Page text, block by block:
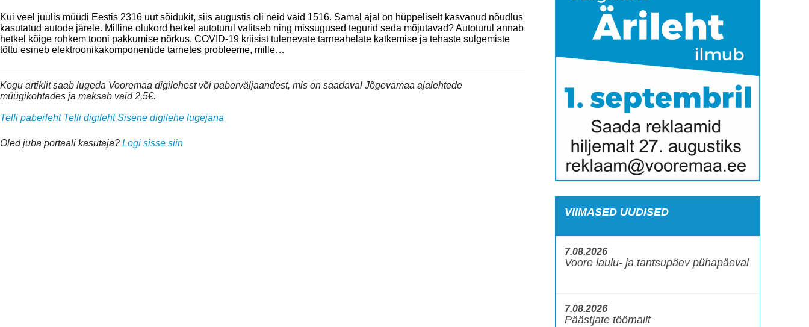
Kui veel juulis müüdi Eestis 2316 uut sõidukit, siis augustis oli neid vaid 1516. Samal ajal on hüppeliselt kasvanud nõudlus
kasutatud autode järele. Milline olukord hetkel autoturul valitseb ning missugused tegurid seda mõjutavad? Autoturul annab
hetkel kõige rohkem tooni pakkumise nõrkus. COVID-19 kriisist tulenevate tarneahelate katkemise ja tehaste sulgemiste
tõttu esineb elektroonikakomponentide tarnetes probleeme, mille…
Kogu artiklit saab lugeda Vooremaa digilehest või paberväljaandest, mis on saadaval Jõgevamaa ajalehtede
müügikohtades ja maksab vaid 2,5€.
Telli paberleht Telli digilehtSisene digilehe lugejana
Oled juba portaali kasutaja? Logi sisse siin
VIIMASED UUDISED
7.08.2026
Voore laulu- ja tantsupäev pühapäeval
7.08.2026
Päästjate töömailt